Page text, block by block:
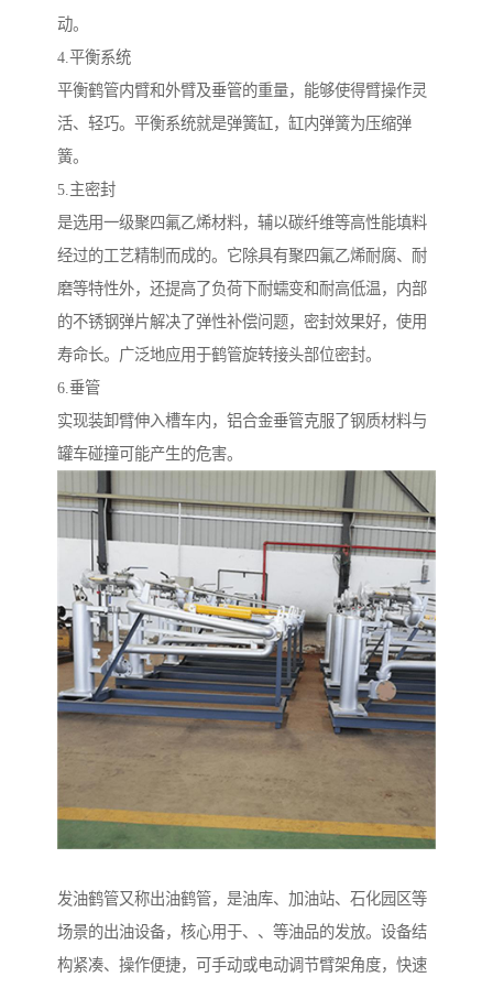
动。
4.平衡系统
平衡鹤管内臂和外臂及垂管的重量，能够使得臂操作灵
活、轻巧。平衡系统就是弹簧缸，缸内弹簧为压缩弹
簧。
5.主密封
是选用一级聚四氟乙烯材料，辅以碳纤维等高性能填料
经过的工艺精制而成的。它除具有聚四氟乙烯耐腐、耐
磨等特性外，还提高了负荷下耐蠕变和耐高低温，内部
的不锈钢弹片解决了弹性补偿问题，密封效果好，使用
寿命长。广泛地应用于鹤管旋转接头部位密封。
6.垂管
实现装卸臂伸入槽车内，铝合金垂管克服了钢质材料与
罐车碰撞可能产生的危害。
发油鹤管又称出油鹤管，是油库、加油站、石化园区等
场景的出油设备，核心用于、、等油品的发放。设备结
构紧凑、操作便捷，可手动或电动调节臂架角度，快速